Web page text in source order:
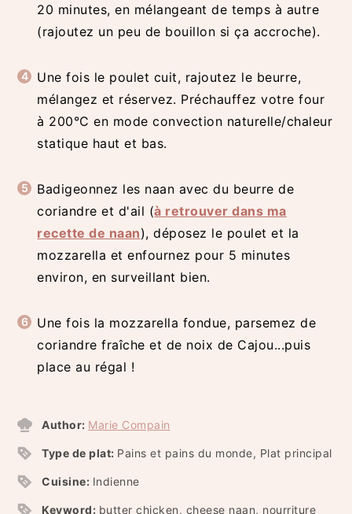
20 minutes, en mélangeant de temps à autre
(rajoutez un peu de bouillon si ça accroche).
Une fois le poulet cuit, rajoutez le beurre,
mélangez et réservez. Préchauffez votre four
à 200°C en mode convection naturelle/chaleur
statique haut et bas.
Badigeonnez les naan avec du beurre de
coriandre et d'ail (à retrouver dans ma
recette de naan), déposez le poulet et la
mozzarella et enfournez pour 5 minutes
environ, en surveillant bien.
Une fois la mozzarella fondue, parsemez de
coriandre fraîche et de noix de Cajou...puis
place au régal !
Author: Marie Compain
Type de plat: Pains et pains du monde, Plat principal
Cuisine: Indienne
Keyword: butter chicken, cheese naan, nourriture